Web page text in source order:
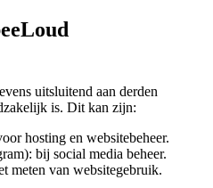
uitsluitend aan derden
is. Dit kan zijn:
hosting en websitebeheer.
bij social media beheer.
meten van websitegebruik.